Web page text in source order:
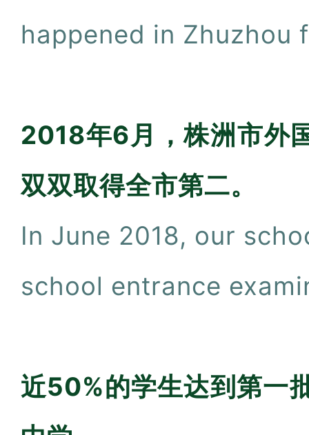
happened in Zhuzhou
2018年6月，株洲市外
双双取得全市第二。
In June 2018, our
school entrance
近50%的学生达到第一